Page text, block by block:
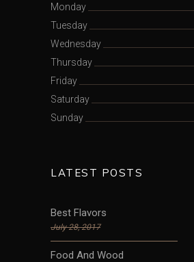
Monday
Tuesday
Wednesday
Thursday
Friday
Saturday
Sunday
LATEST POSTS
Best Flavors
July 28, 2017
Food And Wood